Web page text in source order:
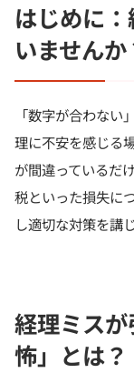
はじめに
いませんか
「数字が合わな
理に不安を感じる
が間違っているだ
税といった損失に
し適切な対策を講
経理ミス
怖」とは？